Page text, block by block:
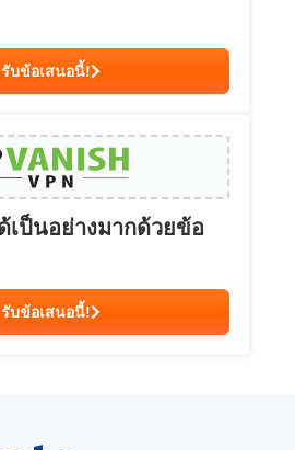
รับข้อเสนอนี้!
เป็นอย่างมากด้วยข้อ
รับข้อเสนอนี้!